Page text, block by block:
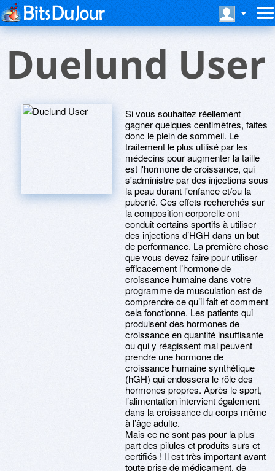
Duelund User
Si vous souhaitez réellement
gagner quelques centimètres, faites
donc le plein de sommeil. Le
traitement le plus utilisé par les
médecins pour augmenter la taille
est l'hormone de croissance, qui
s'administre par des injections sous
la peau durant l'enfance et/ou la
puberté. Ces effets recherchés sur
la composition corporelle ont
conduit certains sportifs à utiliser
des injections d’HGH dans un but
de performance. La première chose
que vous devez faire pour utiliser
efficacement l’hormone de
croissance humaine dans votre
programme de musculation est de
comprendre ce qu’il fait et comment
cela fonctionne. Les patients qui
produisent des hormones de
croissance en quantité insuffisante
ou qui y réagissent mal peuvent
prendre une hormone de
croissance humaine synthétique
(hGH) qui endossera le rôle des
hormones propres. Après le sport,
l’alimentation intervient également
dans la croissance du corps même
à l’âge adulte.
Mais ce ne sont pas pour la plus
part des pilules et produits surs et
certifiés ! Il est très important avant
toute prise de médicament, de